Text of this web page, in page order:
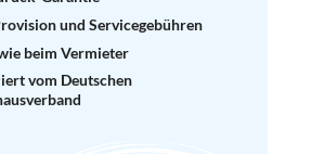
und Servicegebühren
beim Vermieter
vom Deutschen